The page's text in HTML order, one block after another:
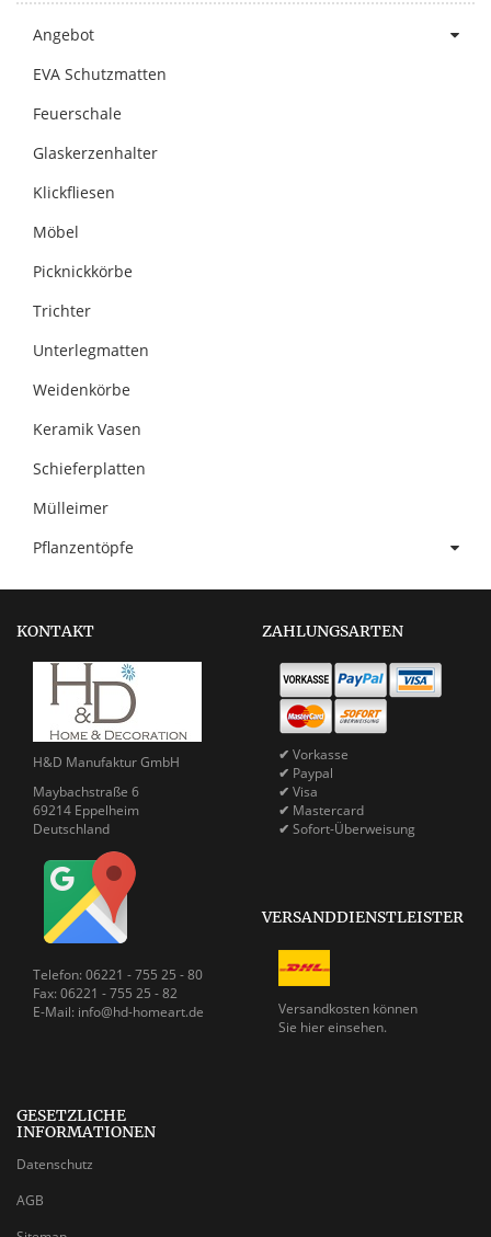
Angebot
EVA Schutzmatten
Feuerschale
Glaskerzenhalter
Klickfliesen
Möbel
Picknickkörbe
Trichter
Unterlegmatten
Weidenkörbe
Keramik Vasen
Schieferplatten
Mülleimer
Pflanzentöpfe
KONTAKT
H&D Manufaktur GmbH
Maybachstraße 6
69214 Eppelheim
Deutschland
Telefon: 06221 - 755 25 - 80
Fax: 06221 - 755 25 - 82
E-Mail: info@hd-homeart.de
ZAHLUNGSARTEN
✔ Vorkasse
✔ Paypal
✔ Visa
✔ Mastercard
✔ Sofort-Überweisung
VERSANDDIENSTLEISTER
Versandkosten können
Sie hier einsehen.
GESETZLICHE
INFORMATIONEN
Datenschutz
AGB